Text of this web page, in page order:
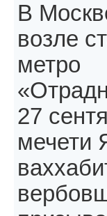
В
возле
метро
27
мечети